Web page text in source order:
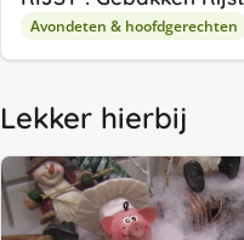
Avondeten & hoofdgerechten
Lekker hierbij